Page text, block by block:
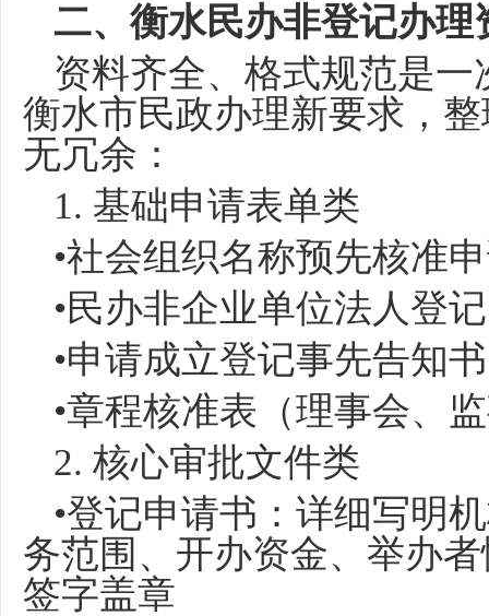
二、衡水民办非登记办理
资料齐全、格式规范是
衡水市民政办理新要求，
无冗余：
1. 基础申请表单类
•社会组织名称预先核准
•民办非企业单位法人登
•申请成立登记事先告知书
•章程核准表（理事会、
2. 核心审批文件类
•登记申请书：详细写明
务范围、开办资金、举办
签字盖章